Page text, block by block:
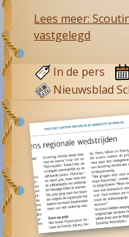
Lees meer:
vastgelegd
Nieuwsblad
In de pers